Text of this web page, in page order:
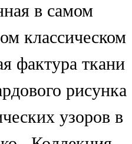
в самом
классическом
фактура ткани
рисунка
узоров в